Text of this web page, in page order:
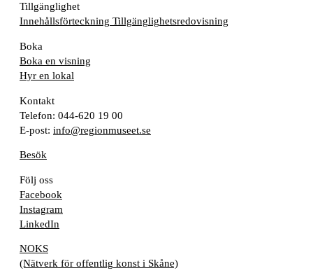
Tillgänglighet
Innehållsförteckning Tillgänglighetsredovisning
Boka
Boka en visning
Hyr en lokal
Kontakt
Telefon: 044-620 19 00
E-post: info@regionmuseet.se
Besök
Följ oss
Facebook
Instagram
LinkedIn
NOKS
(Nätverk för offentlig konst i Skåne)